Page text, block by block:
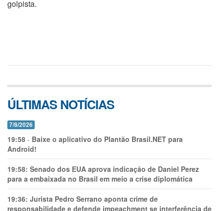
golpista.
ÚLTIMAS NOTÍCIAS
7/8/2026
19:58 - Baixe o aplicativo do Plantão Brasil.NET para
Android!
19:58: Senado dos EUA aprova indicação de Daniel Perez
para a embaixada no Brasil em meio a crise diplomática
19:36: Jurista Pedro Serrano aponta crime de
responsabilidade e defende impeachment se interferência de